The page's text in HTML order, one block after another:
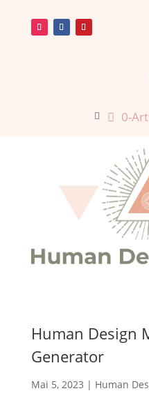
 0-
Human Design
Generator
Mai 5, 2023 | Human